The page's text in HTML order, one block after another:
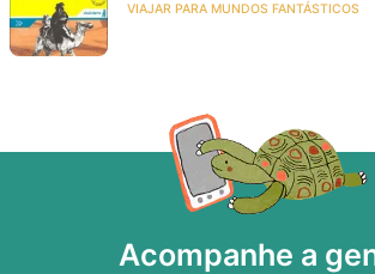
VIAJAR PARA MUNDOS FANTÁSTICOS
Acompanhe a